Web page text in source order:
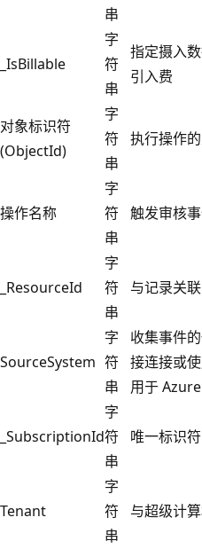
串
_IsBillable
字
符
串
指定摄入
引入费
对象标识符
(ObjectId)
字
符
串
执行操作
操作名称
字
符
串
触发审核
_ResourceId
字
符
串
与记录关
SourceSystem
字
符
串
收集事件
接连接或
用于
_SubscriptionId
字
符
串
唯一标识
Tenant
字
符
串
与超级计